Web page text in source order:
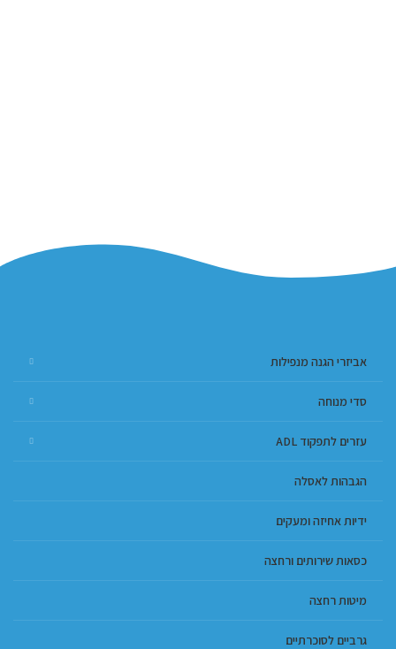
אביזרי הגנה מנפילות
סדי מנוחה
עזרים לתפקוד ADL
הגבהות לאסלה
ידיות אחיזה ומעקים
כסאות שירותים ורחצה
מיטות רחצה
גרביים לסוכרתיים